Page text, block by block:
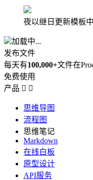
夜以继日更新模板
加载中...
发布文件
每天有100,000+文件在
免费使用
产品  
思维导图
流程图
思维笔记
Markdown
在线白板
原型设计
API服务